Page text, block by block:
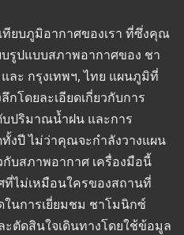
ทียบภูมิอากาศของเรา ที่ซึ่งคุณ
บรูปแบบสภาพอากาศของ ชา
ละ กรุงเทพฯ, ไทย แผนภูมิที่
โดยละเอียดเกี่ยวกับการ
ปริมาณน้ำฝน และการ
งปี ไม่ว่าคุณจะกำลังวางแผน
กับสภาพอากาศ เครื่องมือนี้
ไม่เหมือนใครของสถานที่
นการเยี่ยมชม ชาโมนิกซ์
ะตัดสินใจเดินทางโดยใช้ข้อมูล